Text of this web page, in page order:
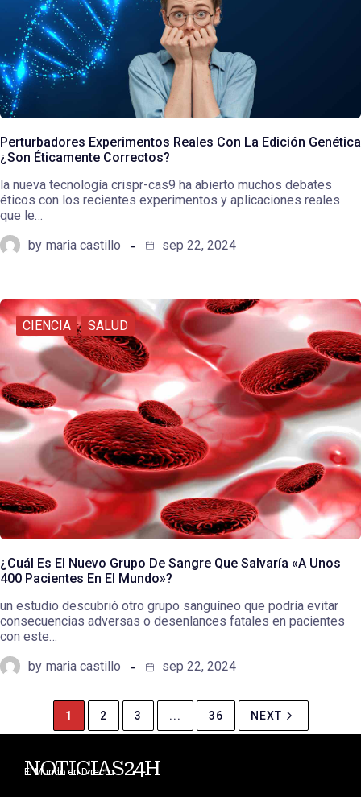
Perturbadores Experimentos Reales Con La Edición Genética
¿Son Éticamente Correctos?
la nueva tecnología crispr-cas9 ha abierto muchos debates
éticos con los recientes experimentos y aplicaciones reales
que le…
by maria castillo sep 22, 2024
CIENCIA SALUD
¿Cuál Es El Nuevo Grupo De Sangre Que Salvaría «a Unos
400 Pacientes En El Mundo»?
un estudio descubrió otro grupo sanguíneo que podría evitar
consecuencias adversas o desenlances fatales en pacientes
con este…
by maria castillo sep 22, 2024
1 2 3 ... 36 NEXT
NOTICIAS24H
El Mundo en Directo